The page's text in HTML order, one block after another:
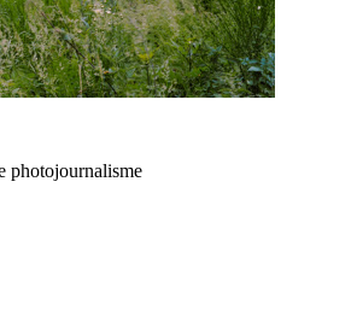
photojournalisme